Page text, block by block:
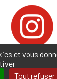
et vous
Tout refuser